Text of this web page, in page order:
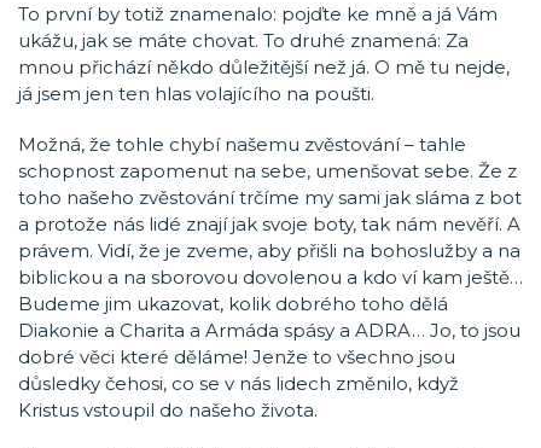
To první by totiž znamenalo: pojďte ke mně a já Vám
ukážu, jak se máte chovat. To druhé znamená: Za
mnou přichází někdo důležitější než já. O mě tu nejde,
já jsem jen ten hlas volajícího na poušti.
Možná, že tohle chybí našemu zvěstování – tahle
schopnost zapomenut na sebe, umenšovat sebe. Že z
toho našeho zvěstování trčíme my sami jak sláma z bot
a protože nás lidé znají jak svoje boty, tak nám nevěří. A
právem. Vidí, že je zveme, aby přišli na bohoslužby a na
biblickou a na sborovou dovolenou a kdo ví kam ještě…
Budeme jim ukazovat, kolik dobrého toho dělá
Diakonie a Charita a Armáda spásy a ADRA… Jo, to jsou
dobré věci které děláme! Jenže to všechno jsou
důsledky čehosi, co se v nás lidech změnilo, když
Kristus vstoupil do našeho života.